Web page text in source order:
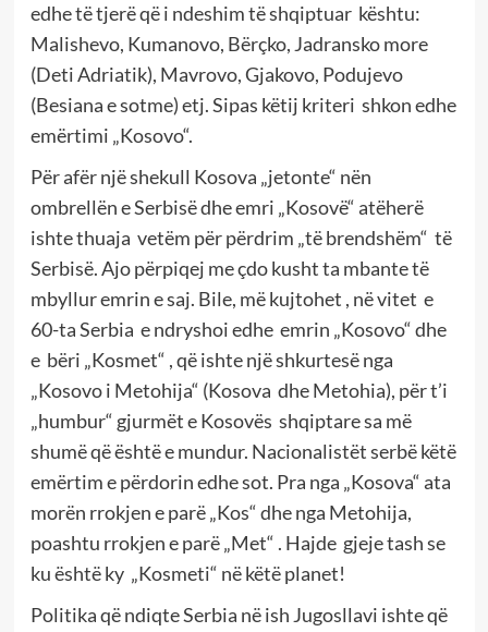
edhe të tjerë që i ndeshim të shqiptuar kështu:
Malishevo, Kumanovo, Bërçko, Jadransko more
(Deti Adriatik), Mavrovo, Gjakovo, Podujevo
(Besiana e sotme) etj. Sipas këtij kriteri shkon edhe
emërtimi „Kosovo“.
Për afër një shekull Kosova „jetonte“ nën
ombrellën e Serbisë dhe emri „Kosovë“ atëherë
ishte thuaja vetëm për përdrim „të brendshëm“ të
Serbisë. Ajo përpiqej me çdo kusht ta mbante të
mbyllur emrin e saj. Bile, më kujtohet , në vitet e
60-ta Serbia e ndryshoi edhe emrin „Kosovo“ dhe
e bëri „Kosmet“ , që ishte një shkurtesë nga
„Kosovo i Metohija“ (Kosova dhe Metohia), për t’i
„humbur“ gjurmët e Kosovës shqiptare sa më
shumë që është e mundur. Nacionalistët serbë këtë
emërtim e përdorin edhe sot. Pra nga „Kosova“ ata
morën rrokjen e parë „Kos“ dhe nga Metohija,
poashtu rrokjen e parë „Met“ . Hajde gjeje tash se
ku është ky „Kosmeti“ në këtë planet!
Politika që ndiqte Serbia në ish Jugosllavi ishte që